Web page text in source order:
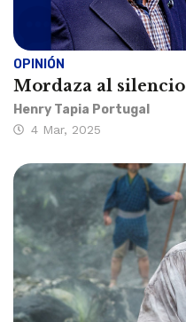
OPINIÓN
Mordaza al silencio
Henry Tapia Portugal
4 Mar, 2025